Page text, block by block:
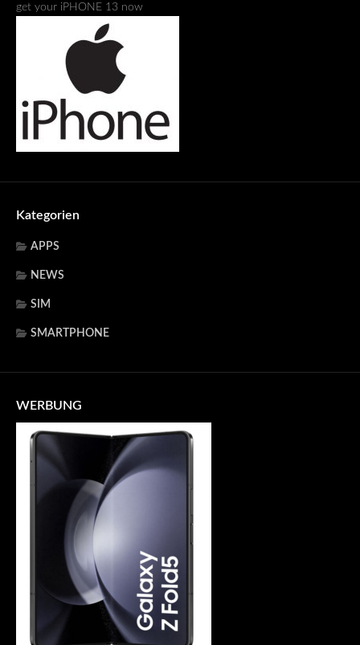
get your iPHONE 13 now
Kategorien
APPS
NEWS
SIM
SMARTPHONE
WERBUNG